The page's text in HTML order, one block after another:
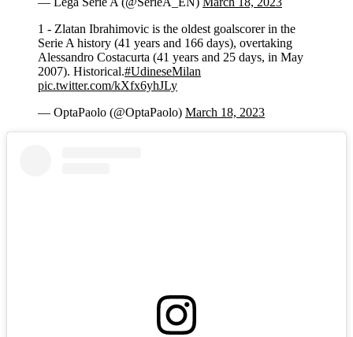
1 - Zlatan Ibrahimovic is the oldest goalscorer in the
Serie A history (41 years and 166 days), overtaking
Alessandro Costacurta (41 years and 25 days, in May
2007). Historical.#UdineseMilan
pic.twitter.com/kXfx6yhJLy
— OptaPaolo (@OptaPaolo) March 18, 2023